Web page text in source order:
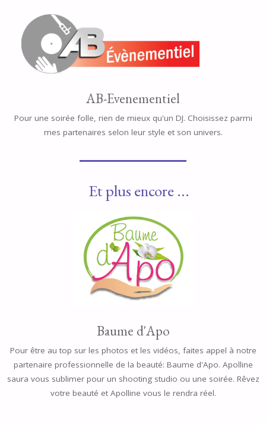
AB-Evenementiel
Pour une soirée folle, rien de mieux qu'un DJ. Choisissez parmi
mes partenaires selon leur style et son univers.
Et plus encore ...
Baume d'Apo
Pour être au top sur les photos et les vidéos, faites appel à notre
partenaire professionnelle de la beauté: Baume d'Apo. Apolline
saura vous sublimer pour un shooting studio ou une soirée. Rêvez
votre beauté et Apolline vous le rendra réel.